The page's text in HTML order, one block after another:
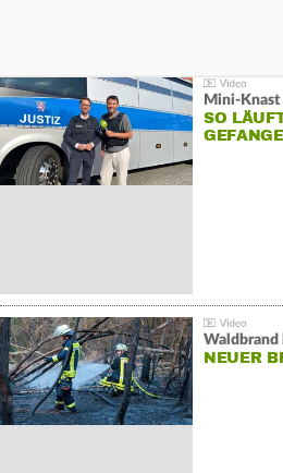
Mini-Knast
SO
Waldbrand
NEUER